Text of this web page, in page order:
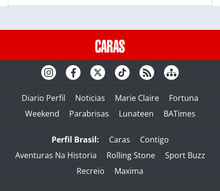
Diario Perfil Noticias Marie Claire
Fortuna
Weekend
Parabrisas Lunateen BATimes
Perfil Brasil: Caras
Contigo
Aventuras Na Historia
Rolling Stone
Sport Buzz
Recreio
Maxima